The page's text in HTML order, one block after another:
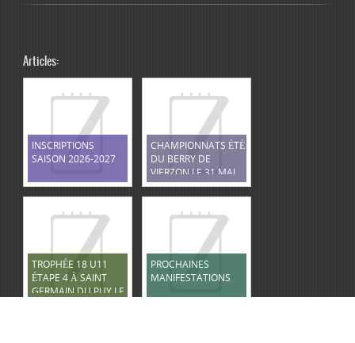
Articles:
INSCRIPTIONS
SAISON 2026-2027
CHAMPIONNATS ÉTÉ
DU BERRY DE
VIERZON LE 31 MAI
2026
TROPHÉE 18 U11
ÉTAPE 4 À SAINT
GERMAIN DU PUY LE
PROCHAINES
MANIFESTATIONS